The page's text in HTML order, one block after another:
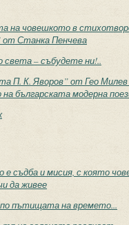
на човешкото в
от Станка Пенчева
света – събудете ни!..
П. К. Яворов” от Гео
българската модерна
съдба и мисия, с която
да живее
по пътищата на времето...